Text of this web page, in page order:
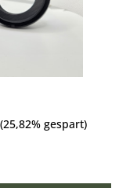
(25,82% gespart)